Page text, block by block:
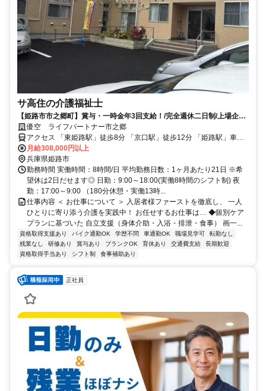
サ高住の介護福祉士
【姫路市市之郷町】賞与・一時金年3回支給！/完全週休二日制/上場企業
グループの介護社員
優空 ライフパートナー市之郷
アクセス 「東姫路駅」徒歩8分 「京口駅」徒歩12分 「姫路駅」車で6
分
月給308,000円以上
兵庫県姫路市
勤務時間 実働時間：8時間/日 平均勤務日数：1ヶ月あたり21日 ※希
望休は2日だせます◎ 日勤：9:00～18:00(実働8時間のシフト制) 夜
勤：17:00～9:00 （180分休憩・実働13時...
仕事内容 ＜ お仕事について ＞ 入居者様ファーストを徹底し、 一人
ひとりに寄り添う介護を実践中！ お任せするお仕事は… ◆個別ケア
プランに基づいた 自立支援（身体介助・入浴・排泄・食事） 画一...
資格取得支援あり バイク通勤OK 学歴不問 車通勤OK 職場見学可
転勤なし
残業なし
研修あり 賞与あり ブランクOK 育休あり 交通費支給
長期歓迎
資格取得手当あり
シフト制 食事補助あり
正社員